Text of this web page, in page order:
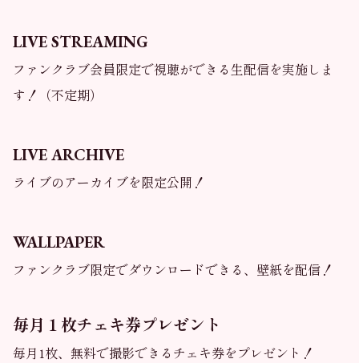
LIVE STREAMING
ファンクラブ会員限定で視聴ができる生配信を実施しま
す！（不定期）
LIVE ARCHIVE
ライブのアーカイブを限定公開！
WALLPAPER
ファンクラブ限定でダウンロードできる、壁紙を配信！
毎月１枚チェキ券プレゼント
毎月1枚、無料で撮影できるチェキ券をプレゼント！